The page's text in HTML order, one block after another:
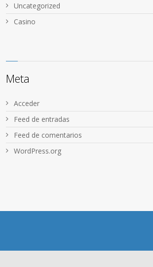
Uncategorized
Сasino
Meta
Acceder
Feed de entradas
Feed de comentarios
WordPress.org